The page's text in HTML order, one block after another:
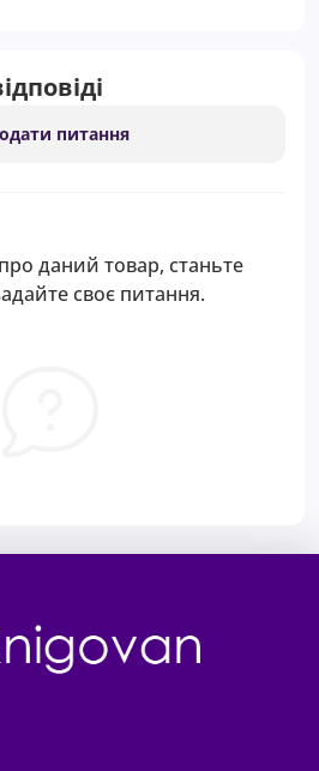
питання
даний товар, станьте
своє питання.